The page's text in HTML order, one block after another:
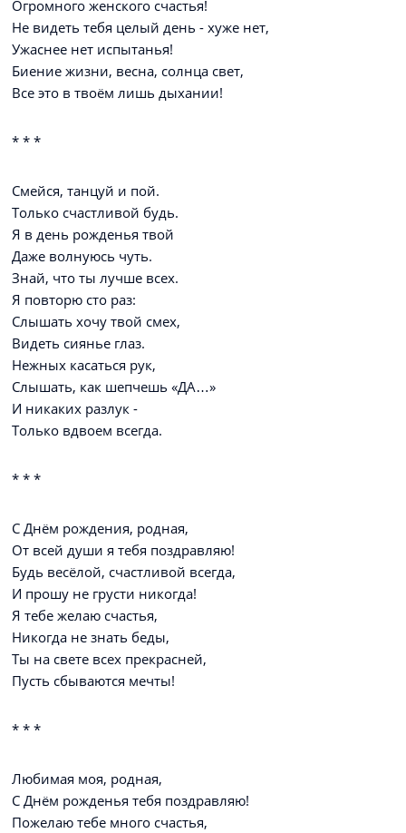
Огромного женского счастья!
Не видеть тебя целый день - хуже нет,
Ужаснее нет испытанья!
Биение жизни, весна, солнца свет,
Все это в твоём лишь дыхании!
* * *
Смейся, танцуй и пой.
Только счастливой будь.
Я в день рожденья твой
Даже волнуюсь чуть.
Знай, что ты лучше всех.
Я повторю сто раз:
Слышать хочу твой смех,
Видеть сиянье глаз.
Нежных касаться рук,
Слышать, как шепчешь «ДА…»
И никаких разлук -
Только вдвоем всегда.
* * *
С Днём рождения, родная,
От всей души я тебя поздравляю!
Будь весёлой, счастливой всегда,
И прошу не грусти никогда!
Я тебе желаю счастья,
Никогда не знать беды,
Ты на свете всех прекрасней,
Пусть сбываются мечты!
* * *
Любимая моя, родная,
С Днём рожденья тебя поздравляю!
Пожелаю тебе много счастья,